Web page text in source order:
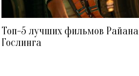
Топ-5 лучших фильмов Райана
Гослинга